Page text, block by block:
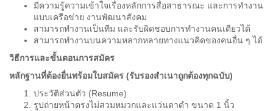
มีความรู้ความเข้าใจเรื่องหลักการสื่อสาธารณะ และการทำงาน
แบบเครือข่าย งานพัฒนาสังคม
สามารถทำงานเป็นทีม และรับผิดชอบการทำงานคนเดียวได้
สามารถทำงานบนความหลากหลายทางแนวคิดของคนอื่น ๆ ได้
วิธีการและขั้นตอนการสมัคร
หลักฐานที่ต้องยื่นพร้อมใบสมัคร (รับรองสำเนาถูกต้องทุกฉบับ)
ประวัติส่วนตัว (Resume)
รูปถ่ายหน้าตรงไม่สวมหมวกและแว่นตาดำ ขนาด 1 นิ้ว